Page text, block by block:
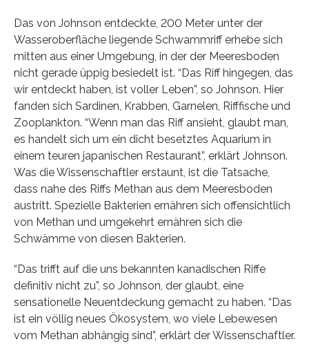
Das von Johnson entdeckte, 200 Meter unter der
Wasseroberfläche liegende Schwammriff erhebe sich
mitten aus einer Umgebung, in der der Meeresboden
nicht gerade üppig besiedelt ist. “Das Riff hingegen, das
wir entdeckt haben, ist voller Leben”, so Johnson. Hier
fanden sich Sardinen, Krabben, Garnelen, Rifffische und
Zooplankton. “Wenn man das Riff ansieht, glaubt man,
es handelt sich um ein dicht besetztes Aquarium in
einem teuren japanischen Restaurant”, erklärt Johnson.
Was die Wissenschaftler erstaunt, ist die Tatsache,
dass nahe des Riffs Methan aus dem Meeresboden
austritt. Spezielle Bakterien ernähren sich offensichtlich
von Methan und umgekehrt ernähren sich die
Schwämme von diesen Bakterien.
“Das trifft auf die uns bekannten kanadischen Riffe
definitiv nicht zu”, so Johnson, der glaubt, eine
sensationelle Neuentdeckung gemacht zu haben. “Das
ist ein völlig neues Ökosystem, wo viele Lebewesen
vom Methan abhängig sind”, erklärt der Wissenschaftler.